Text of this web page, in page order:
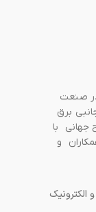
صنعت
برق
جهانی با
و